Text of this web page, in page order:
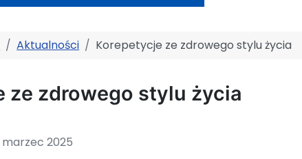
Aktualności Korepetycje ze zdrowego stylu życia
ze zdrowego stylu życia
marzec 2025